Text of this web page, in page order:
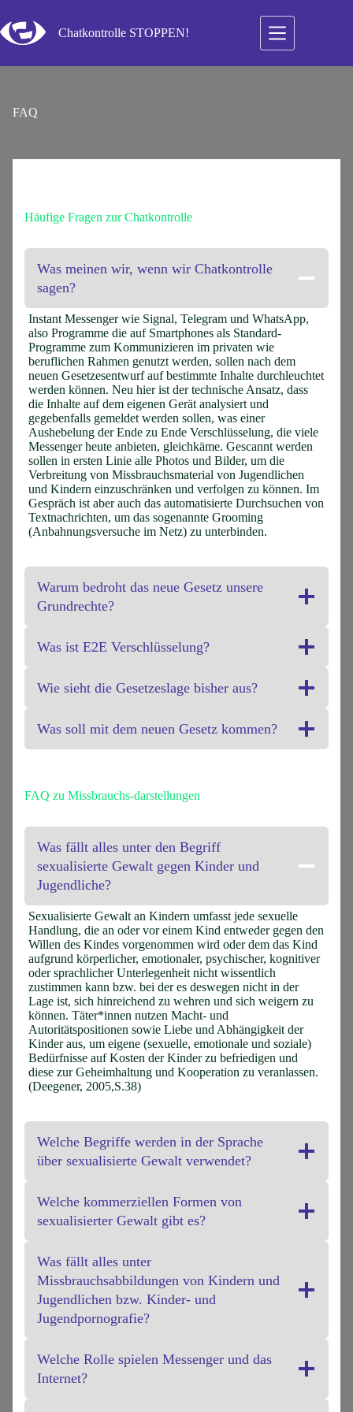
Inhalt
springen
Chatkontrolle STOPPEN!
FAQ
Häufige Fragen zur Chatkontrolle
Was meinen wir, wenn wir Chatkontrolle
sagen?
Instant Messenger wie Signal, Telegram und WhatsApp,
also Programme die auf Smartphones als Standard-
Programme zum Kommunizieren im privaten wie
beruflichen Rahmen genutzt werden, sollen nach dem
neuen Gesetzesentwurf auf bestimmte Inhalte durchleuchtet
werden können. Neu hier ist der technische Ansatz, dass
die Inhalte auf dem eigenen Gerät analysiert und
gegebenfalls gemeldet werden sollen, was einer
Aushebelung der Ende zu Ende Verschlüsselung, die viele
Messenger heute anbieten, gleichkäme. Gescannt werden
sollen in ersten Linie alle Photos und Bilder, um die
Verbreitung von Missbrauchsmaterial von Jugendlichen
und Kindern einzuschränken und verfolgen zu können. Im
Gespräch ist aber auch das automatisierte Durchsuchen von
Textnachrichten, um das sogenannte Grooming
(Anbahnungsversuche im Netz) zu unterbinden.
Warum bedroht das neue Gesetz unsere
Grundrechte?
Was ist E2E Verschlüsselung?
Wie sieht die Gesetzeslage bisher aus?
Was soll mit dem neuen Gesetz kommen?
FAQ zu Missbrauchs-darstellungen
Was fällt alles unter den Begriff
sexualisierte Gewalt gegen Kinder und
Jugendliche?
Sexualisierte Gewalt an Kindern umfasst jede sexuelle
Handlung, die an oder vor einem Kind entweder gegen den
Willen des Kindes vorgenommen wird oder dem das Kind
aufgrund körperlicher, emotionaler, psychischer, kognitiver
oder sprachlicher Unterlegenheit nicht wissentlich
zustimmen kann bzw. bei der es deswegen nicht in der
Lage ist, sich hinreichend zu wehren und sich weigern zu
können. Täter*innen nutzen Macht- und
Autoritätspositionen sowie Liebe und Abhängigkeit der
Kinder aus, um eigene (sexuelle, emotionale und soziale)
Bedürfnisse auf Kosten der Kinder zu befriedigen und
diese zur Geheimhaltung und Kooperation zu veranlassen.
(Deegener, 2005,S.38)
Welche Begriffe werden in der Sprache
über sexualisierte Gewalt verwendet?
Welche kommerziellen Formen von
sexualisierter Gewalt gibt es?
Was fällt alles unter
Missbrauchsabbildungen von Kindern und
Jugendlichen bzw. Kinder- und
Jugendpornografie?
Welche Rolle spielen Messenger und das
Internet?